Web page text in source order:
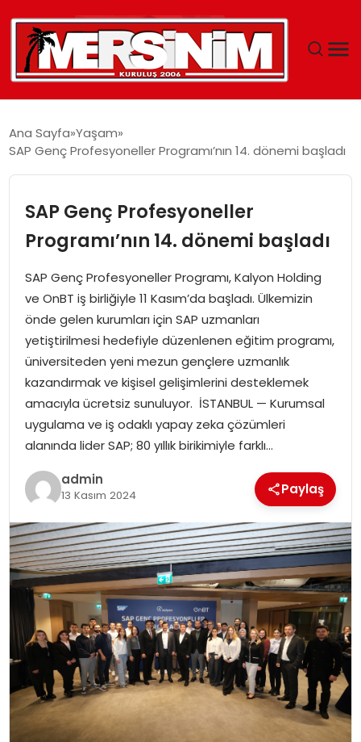
GÜNCEL
SAĞLIK
EĞITIM
SPOR
EKONOMI
MAGAZIN
DÜNYA
OTOMOBIL
Ana Sayfa Yaşam
SAP Genç Profesyoneller Programı’nın 14. dönemi başladı
SAP Genç Profesyoneller
Programı’nın 14. dönemi başladı
SAP Genç Profesyoneller Programı, Kalyon Holding
ve OnBT iş birliğiyle 11 Kasım’da başladı. Ülkemizin
önde gelen kurumları için SAP uzmanları
yetiştirilmesi hedefiyle düzenlenen eğitim programı,
üniversiteden yeni mezun gençlere uzmanlık
kazandırmak ve kişisel gelişimlerini desteklemek
amacıyla ücretsiz sunuluyor. İSTANBUL — Kurumsal
uygulama ve iş odaklı yapay zeka çözümleri
alanında lider SAP; 80 yıllık birikimiyle farklı…
admin
13 Kasım 2024 Paylaş